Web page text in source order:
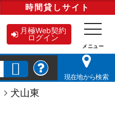
時間貸しサイト
月極Web契約
ログイン
現在地から検索
犬山東